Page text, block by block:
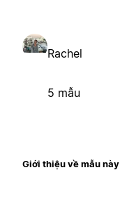
Rachel
5 mẫu
Giới thiệu về mẫu này